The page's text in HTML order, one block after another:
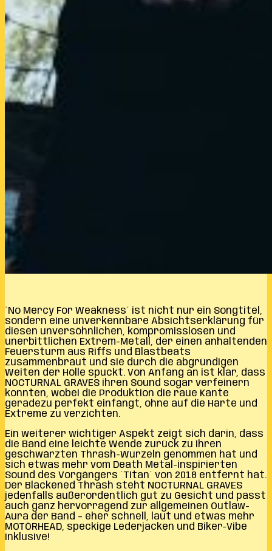
´No Mercy For Weakness´ ist nicht nur ein Songtitel,
sondern eine unverkennbare Absichtserklärung für
diesen unversöhnlichen, kompromisslosen und
unerbittlichen Extrem-Metall, der einen anhaltenden
Feuersturm aus Riffs und Blastbeats
zusammenbraut und sie durch die abgründigen
Weiten der Hölle spuckt. Von Anfang an ist klar, dass
NOCTURNAL GRAVES ihren Sound sogar verfeinern
konnten, wobei die Produktion die raue Kante
geradezu perfekt einfängt, ohne auf die Härte und
Extreme zu verzichten.
Ein weiterer wichtiger Aspekt zeigt sich darin, dass
die Band eine leichte Wende zurück zu ihren
geschwärzten Thrash-Wurzeln genommen hat und
sich etwas mehr vom Death Metal-inspirierten
Sound des Vorgängers ´Titan´ von 2018 entfernt hat.
Der Blackened Thrash steht NOCTURNAL GRAVES
jedenfalls außerordentlich gut zu Gesicht und passt
auch ganz hervorragend zur allgemeinen Outlaw-
Aura der Band – eher schnell, laut und etwas mehr
MOTÖRHEAD, speckige Lederjacken und Biker-Vibe
inklusive!